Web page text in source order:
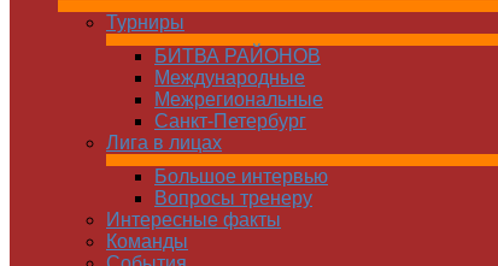
Турниры
БИТВА РАЙОНОВ
Международные
Межрегиональные
Санкт-Петербург
Лига в лицах
Большое интервью
Вопросы тренеру
Интересные факты
Команды